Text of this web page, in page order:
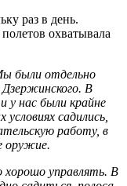
раз в день.
охватывала
были отдельно
Дзержинского. В
у нас были крайне
садились,
работу, в
оружие.
управлять. В